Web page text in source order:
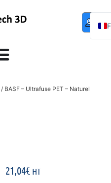
0,00 €
/ BASF – Ultrafuse PET – Naturel
21,04€ HT